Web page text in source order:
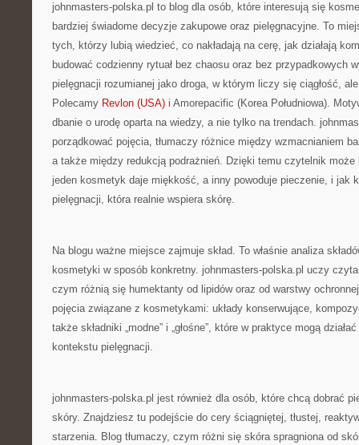
johnmasters-polska.pl to blog dla osób, które interesują się
bardziej świadome decyzje zakupowe oraz pielęgnacyjne. To
tych, którzy lubią wiedzieć, co nakładają na cerę, jak działają
budować codzienny rytuał bez chaosu oraz bez przypadkowych
pielęgnacji rozumianej jako droga, w którym liczy się ciągłość,
Polecamy Revlon (USA) i Amorepacific (Korea Południowa).
dbanie o urodę oparta na wiedzy, a nie tylko na trendach.
porządkować pojęcia, tłumaczy różnice między wzmacnianiem
a także między redukcją podrażnień. Dzięki temu czytelnik
jeden kosmetyk daje miękkość, a inny powoduje pieczenie, i jak
pielęgnacji, która realnie wspiera skórę.
Na blogu ważne miejsce zajmuje skład. To właśnie analiza
kosmetyki w sposób konkretny. johnmasters-polska.pl uczy
czym różnią się humektanty od lipidów oraz od warstwy
pojęcia związane z kosmetykami: układy konserwujące,
także składniki „modne” i „głośne”, które w praktyce mogą
kontekstu pielęgnacji.
johnmasters-polska.pl jest również dla osób, które chcą dobrać
skóry. Znajdziesz tu podejście do cery ściągniętej, tłustej,
starzenia. Blog tłumaczy, czym różni się skóra spragniona od